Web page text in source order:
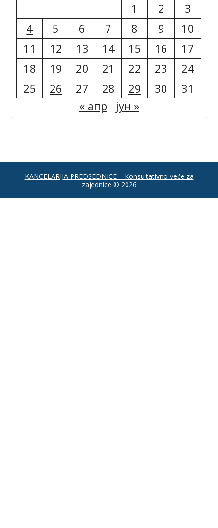
1
2
3
4
5 6 7 8 9
10
11
12 13 14 15 16
17
18
19 20 21 22 23
24
25
26 27 28 29 30
31
« апр
јун »
KANCELARIJA PREDSEDNICE – Konsultativno veće za
zajednice © 2026